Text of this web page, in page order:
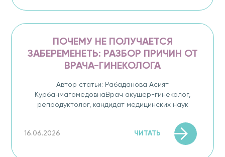
ПОЧЕМУ НЕ ПОЛУЧАЕТСЯ
ЗАБЕРЕМЕНЕТЬ: РАЗБОР ПРИЧИН ОТ
ВРАЧА-ГИНЕКОЛОГА
Автор статьи: Рабаданова Асият
КурбанмагомедовнаВрач акушер-гинеколог,
репродуктолог, кандидат медицинских наук
16.06.2026 ЧИТАТЬ